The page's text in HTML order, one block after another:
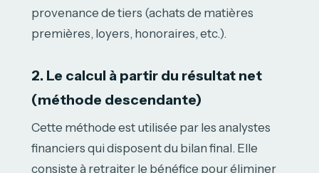
provenance de tiers (achats de matières
premières, loyers, honoraires, etc.).
2. Le calcul à partir du résultat net
(méthode descendante)
Cette méthode est utilisée par les analystes
financiers qui disposent du bilan final. Elle
consiste à retraiter le bénéfice pour éliminer